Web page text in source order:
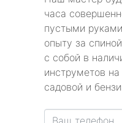
часа
пустыми
опыту за
с собой в
инструметов
садовой и